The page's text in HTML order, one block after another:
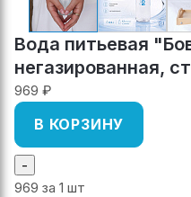
Вода питьевая
негазированная,
969 ₽
В КОРЗИНУ
-
969 за 1 шт